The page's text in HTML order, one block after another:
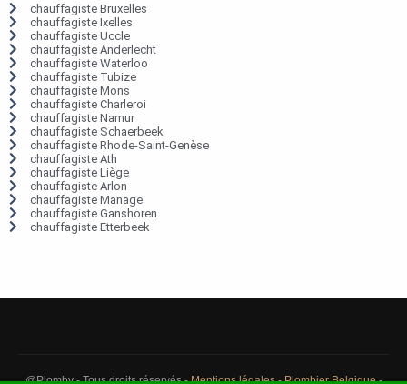
chauffagiste Bruxelles
chauffagiste Ixelles
chauffagiste Uccle
chauffagiste Anderlecht
chauffagiste Waterloo
chauffagiste Tubize
chauffagiste Mons
chauffagiste Charleroi
chauffagiste Namur
chauffagiste Schaerbeek
chauffagiste Rhode-Saint-Genèse
chauffagiste Ath
chauffagiste Liège
chauffagiste Arlon
chauffagiste Manage
chauffagiste Ganshoren
chauffagiste Etterbeek
@Plomby - Tous droits réservés -Mentions légales-Plombier Belgique-